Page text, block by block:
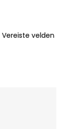
Vereiste velden